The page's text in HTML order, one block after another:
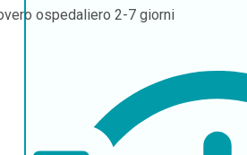
ospedaliero 2-7 giorni